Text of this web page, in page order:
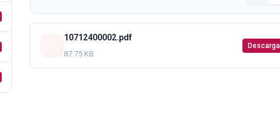
10712400002.pdf
87.75 KB